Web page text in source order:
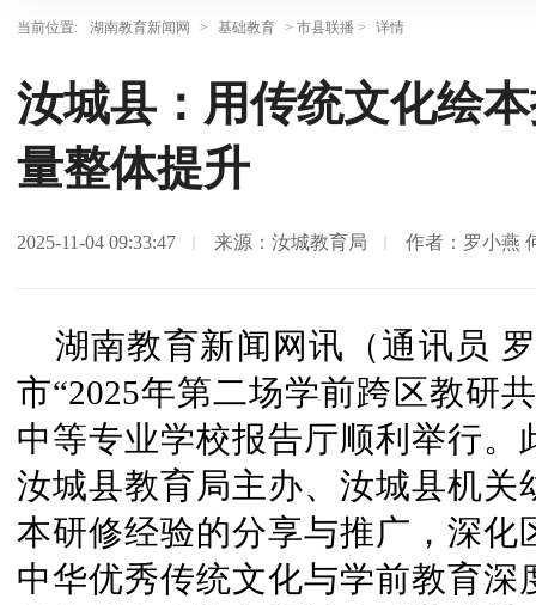
当前位置: 湖南教育新闻网 > 基础教育 > 市县联播 > 详情
汝城县：用传统文化绘
量整体提升
2025-11-04 09:33:47 来源：汝城教育局 作者：罗小燕
湖南教育新闻网讯（通讯员
市“2025年第二场学前跨区教研
中等专业学校报告厅顺利举行
汝城县教育局主办、汝城县机
本研修经验的分享与推广，深
中华优秀传统文化与学前教育